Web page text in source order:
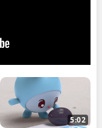
5:02